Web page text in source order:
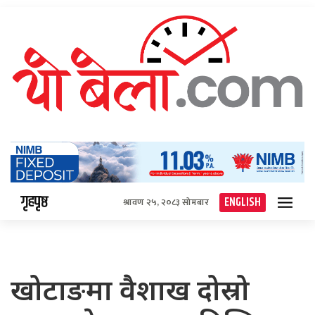
गृहपृष्ठ श्रावण २५, २०८३ सोमबार ENGLISH
खोटाङमा वैशाख दोस्रो